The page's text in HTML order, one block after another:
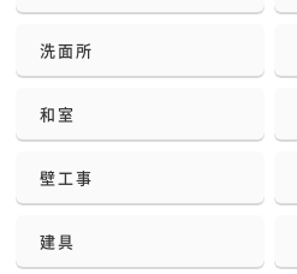
洗面所
和室
壁工事
建具